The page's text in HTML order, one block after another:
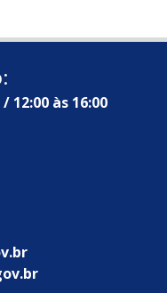
12:00 às 16:00